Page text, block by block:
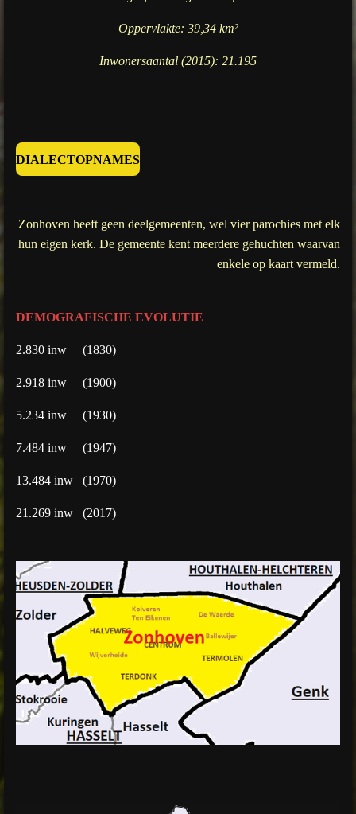
Oppervlakte: 39,34 km²
Inwonersaantal (2015): 21.195
DIALECTOPNAMES
Zonhoven heeft geen deelgemeenten, wel vier parochies met elk
hun eigen kerk. De gemeente kent meerdere gehuchten waarvan
enkele op kaart vermeld.
DEMOGRAFISCHE EVOLUTIE
2.830 inw (1830)
2.918 inw (1900)
5.234 inw (1930)
7.484 inw (1947)
13.484 inw (1970)
21.269 inw (2017)